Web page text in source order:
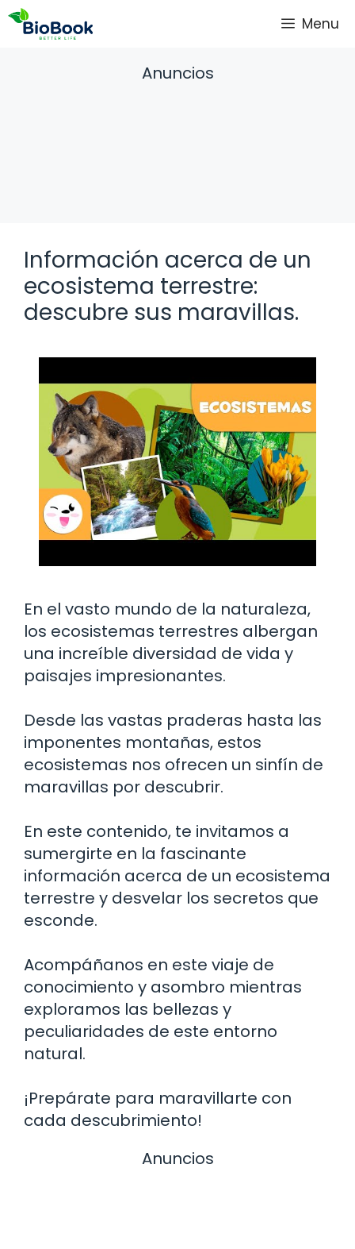
Saltar
Menu
Anuncios
Información acerca de un
ecosistema terrestre:
descubre sus maravillas.
En el vasto mundo de la naturaleza,
los ecosistemas terrestres albergan
una increíble diversidad de vida y
paisajes impresionantes.
Desde las vastas praderas hasta las
imponentes montañas, estos
ecosistemas nos ofrecen un sinfín de
maravillas por descubrir.
En este contenido, te invitamos a
sumergirte en la fascinante
información acerca de un ecosistema
terrestre y desvelar los secretos que
esconde.
Acompáñanos en este viaje de
conocimiento y asombro mientras
exploramos las bellezas y
peculiaridades de este entorno
natural.
¡Prepárate para maravillarte con
cada descubrimiento!
Anuncios